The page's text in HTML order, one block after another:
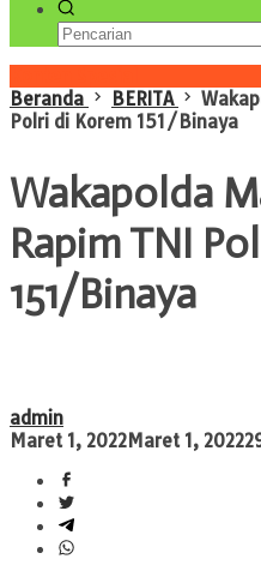
Beranda
BERITA
Polri di Korem 151/Binaya
Wakapolda
Rapim TNI
151/Binaya
admin
Maret 1, 2022Maret 1, 2022